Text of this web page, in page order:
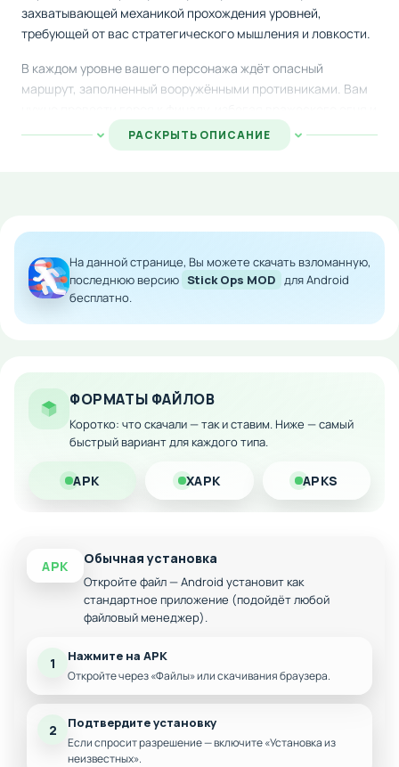
захватывающей механикой прохождения уровней,
требующей от вас стратегического мышления и ловкости.
В каждом уровне вашего персонажа ждёт опасный
маршрут, заполненный вооружёнными противниками. Вам
правильно прокладывая оптимальный путь. По дороге
собирайте валюту, которая откроет доступ к улучшениям
быстрее раскрыть весь потенциал вашего бойца.
Особенности мода:
Доступ к улучшениям без длительного фарма
Полная совместимость с оригинальной версией
игры
РАСКРЫТЬ ОПИСАНИЕ
На данной странице, Вы можете скачать взломанную,
последнюю версию Stick Ops MOD для Android
бесплатно.
ФОРМАТЫ ФАЙЛОВ
Коротко: что скачали — так и ставим. Ниже — самый
быстрый вариант для каждого типа.
APK XAPK APKS
APK Обычная установка
Откройте файл — Android установит как
стандартное приложение (подойдёт любой
файловый менеджер).
1 Нажмите на APK
Откройте через «Файлы» или скачивания браузера.
2 Подтвердите установку
Если спросит разрешение — включите «Установка из
неизвестных».